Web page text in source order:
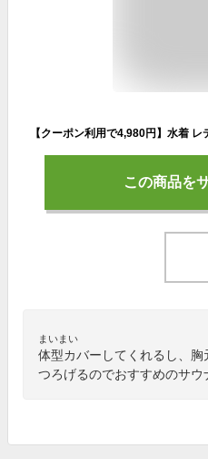
この商品を
まいまい
体型カバーしてくれるし、胸
つろげるのでおすすめのサウ